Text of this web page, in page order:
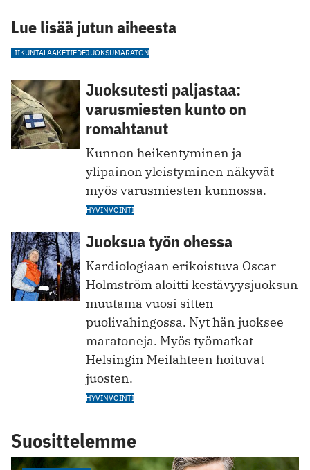
Lue lisää jutun aiheesta
LIIKUNTALÄÄKETIEDEJUOKSUMARATON
Juoksutesti paljastaa:
varusmiesten kunto on
romahtanut
Kunnon heikentyminen ja
ylipainon yleistyminen näkyvät
myös varusmiesten kunnossa.
HYVINVOINTI
Juoksua työn ohessa
Kardiologiaan erikoistuva Oscar
Holmström aloitti kestävyysjuoksun
muutama vuosi sitten
puolivahingossa. Nyt hän juoksee
maratoneja. Myös työmatkat
Helsingin Meilahteen hoituvat
juosten.
HYVINVOINTI
Suosittelemme